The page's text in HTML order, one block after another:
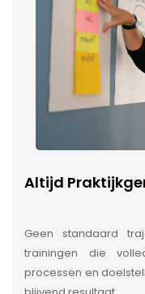
Altijd
Geen standaard
trainingen die
processen en